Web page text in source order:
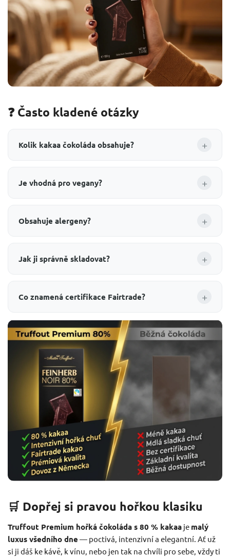
❓ Často kladené otázky
Kolik kakaa čokoláda obsahuje? +
Je vhodná pro vegany? +
Obsahuje alergeny? +
Jak ji správně skladovat? +
Co znamená certifikace Fairtrade? +
🛒 Dopřej si pravou hořkou klasiku
Truffout Premium hořká čokoláda s 80 % kakaa je malý
luxus všedního dne — poctivá, intenzivní a elegantní. Ať už
si ji dáš ke kávě, k vínu, nebo jen tak na chvíli pro sebe, vždy ti